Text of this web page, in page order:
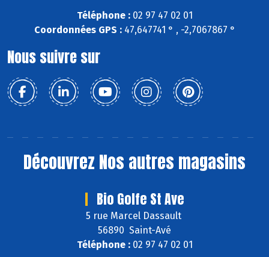
Téléphone :02 97 47 02 01
Coordonnées GPS :47,647741 ° , -2,7067867 °
Nous suivre sur
Découvrez Nos autres magasins
Bio Golfe St Ave
5 rue Marcel Dassault
56890 Saint-Avé
Téléphone :02 97 47 02 01